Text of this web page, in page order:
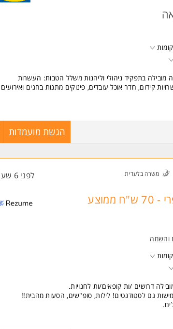
בתפקיד ניהולי וליהנות משלל הטבות: העשרות
קידום, חדר אוכל עובדים, פינוקים מתנות בחגים ואירועים
המסעדה
- יתרון
ולגברים כאחד.
>
הגשת מועמדות
משרה בלעדית לפני 6 שעות
קופאים בדיוטי פרי - 70 ש"ח ממוצע
דרושים /ות קופאים/ות לחנויות.
גם לסטודנטים! לילות, סופ"שים, הסעות מהבית!!
ועם פוטנציאל להתקדם לתפקידים בעלי /ות אופי ניהולי